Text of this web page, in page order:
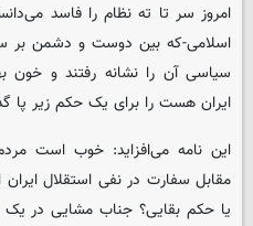
امروز سر تا ته نظام را فاسد
اسلامی-که بین دوست و دشمن بر
سیاسی آن را نشانه رفتند و خون
ایران هست را برای یک حکم زیر پا
این نامه می‌افزاید: خوب است
مقابل سفارت در نفی استقلال
یا حکم بقایی؟ جناب مشایی در یک